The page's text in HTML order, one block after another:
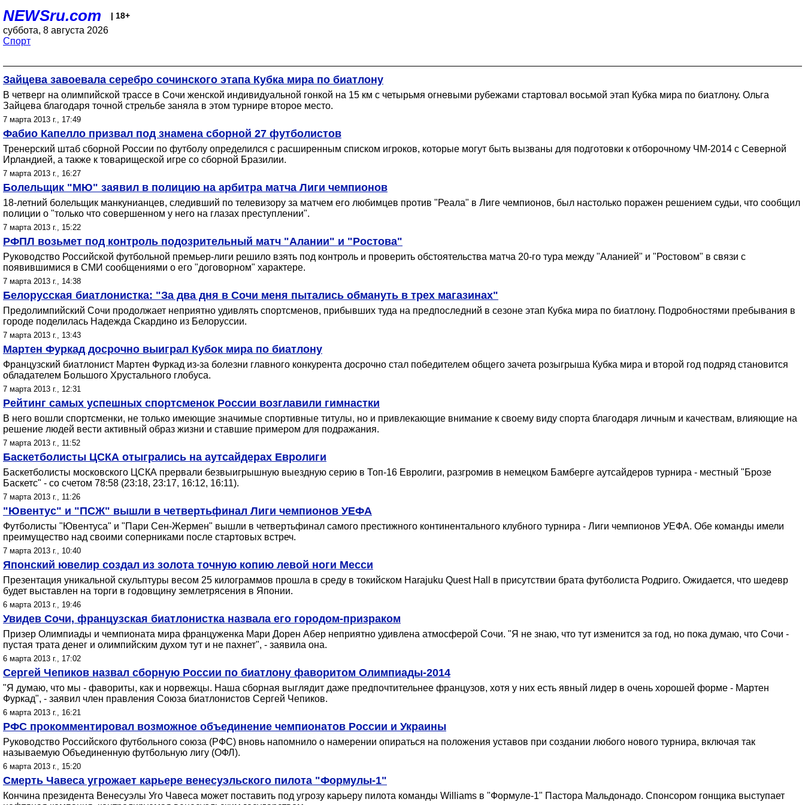
NEWSru.com | 18+
суббота, 8 августа 2026
Спорт
Зайцева завоевала серебро сочинского этапа Кубка мира по биатлону
В четверг на олимпийской трассе в Сочи женской индивидуальной гонкой на 15 км с четырьмя огневыми рубежами стартовал восьмой этап Кубка мира по биатлону. Ольга
Зайцева благодаря точной стрельбе заняла в этом турнире второе место.
7 марта 2013 г., 17:49
Фабио Капелло призвал под знамена сборной 27 футболистов
Тренерский штаб сборной России по футболу определился с расширенным списком игроков, которые могут быть вызваны для подготовки к отборочному ЧМ-2014 с Северной
Ирландией, а также к товарищеской игре со сборной Бразилии.
7 марта 2013 г., 16:27
Болельщик "МЮ" заявил в полицию на арбитра матча Лиги чемпионов
18-летний болельщик манкунианцев, следивший по телевизору за матчем его любимцев против "Реала" в Лиге чемпионов, был настолько поражен решением судьи, что сообщил
полиции о "только что совершенном у него на глазах преступлении".
7 марта 2013 г., 15:22
РФПЛ возьмет под контроль подозрительный матч "Алании" и "Ростова"
Руководство Российской футбольной премьер-лиги решило взять под контроль и проверить обстоятельства матча 20-го тура между "Аланией" и "Ростовом" в связи с
появившимися в СМИ сообщениями о его "договорном" характере.
7 марта 2013 г., 14:38
Белорусская биатлонистка: "За два дня в Сочи меня пытались обмануть в трех магазинах"
Предолимпийский Сочи продолжает неприятно удивлять спортсменов, прибывших туда на предпоследний в сезоне этап Кубка мира по биатлону. Подробностями пребывания в
городе поделилась Надежда Скардино из Белоруссии.
7 марта 2013 г., 13:43
Мартен Фуркад досрочно выиграл Кубок мира по биатлону
Французский биатлонист Мартен Фуркад из-за болезни главного конкурента досрочно стал победителем общего зачета розыгрыша Кубка мира и второй год подряд становится
обладателем Большого Хрустального глобуса.
7 марта 2013 г., 12:31
Рейтинг самых успешных спортсменок России возглавили гимнастки
В него вошли спортсменки, не только имеющие значимые спортивные титулы, но и привлекающие внимание к своему виду спорта благодаря личным и качествам, влияющие на
решение людей вести активный образ жизни и ставшие примером для подражания.
7 марта 2013 г., 11:52
Баскетболисты ЦСКА отыгрались на аутсайдерах Евролиги
Баскетболисты московского ЦСКА прервали безвыигрышную выездную серию в Топ-16 Евролиги, разгромив в немецком Бамберге аутсайдеров турнира - местный "Брозе
Баскетс" - со счетом 78:58 (23:18, 23:17, 16:12, 16:11).
7 марта 2013 г., 11:26
"Ювентус" и "ПСЖ" вышли в четвертьфинал Лиги чемпионов УЕФА
Футболисты "Ювентуса" и "Пари Сен-Жермен" вышли в четвертьфинал самого престижного континентального клубного турнира - Лиги чемпионов УЕФА. Обе команды имели
преимущество над своими соперниками после стартовых встреч.
7 марта 2013 г., 10:40
Японский ювелир создал из золота точную копию левой ноги Месси
Презентация уникальной скульптуры весом 25 килограммов прошла в среду в токийском Harajuku Quest Hall в присутствии брата футболиста Родриго. Ожидается, что шедевр
будет выставлен на торги в годовщину землетрясения в Японии.
6 марта 2013 г., 19:46
Увидев Сочи, французская биатлонистка назвала его городом-призраком
Призер Олимпиады и чемпионата мира француженка Мари Дорен Абер неприятно удивлена атмосферой Сочи. "Я не знаю, что тут изменится за год, но пока думаю, что Сочи -
пустая трата денег и олимпийским духом тут и не пахнет", - заявила она.
6 марта 2013 г., 17:02
Сергей Чепиков назвал сборную России по биатлону фаворитом Олимпиады-2014
"Я думаю, что мы - фавориты, как и норвежцы. Наша сборная выглядит даже предпочтительнее французов, хотя у них есть явный лидер в очень хорошей форме - Мартен
Фуркад", - заявил член правления Союза биатлонистов Сергей Чепиков.
6 марта 2013 г., 16:21
РФС прокомментировал возможное объединение чемпионатов России и Украины
Руководство Российского футбольного союза (РФС) вновь напомнило о намерении опираться на положения уставов при создании любого нового турнира, включая так
называемую Объединенную футбольную лигу (ОФЛ).
6 марта 2013 г., 15:20
Смерть Чавеса угрожает карьере венесуэльского пилота "Формулы-1"
Кончина президента Венесуэлы Уго Чавеса может поставить под угрозу карьеру пилота команды Williams в "Формуле-1" Пастора Мальдонадо. Спонсором гонщика выступает